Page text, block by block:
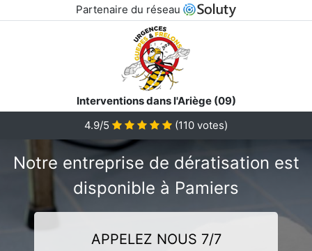
Partenaire du réseau
Interventions dans l'Ariège (09)
4.9/5
(110 votes)
Notre entreprise de dératisation est
disponible à Pamiers
APPELEZ NOUS 7/7